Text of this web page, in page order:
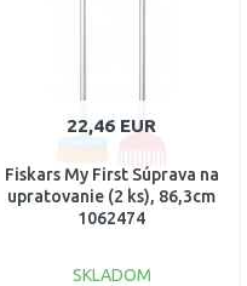
22,46 EUR
Fiskars My First Súprava na
upratovanie (2 ks), 86,3cm
1062474
SKLADOM